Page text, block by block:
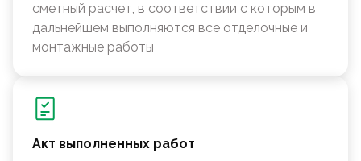
сметный расчет, в соответствии с которым в
дальнейшем выполняются все отделочные и
монтажные работы
Акт выполненных работ